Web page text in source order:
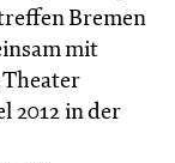
Bremen
mit
2012 in der